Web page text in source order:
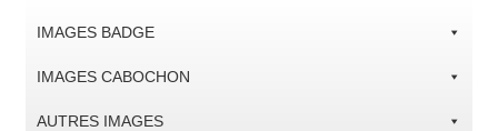
IMAGES BADGE
IMAGES CABOCHON
AUTRES IMAGES